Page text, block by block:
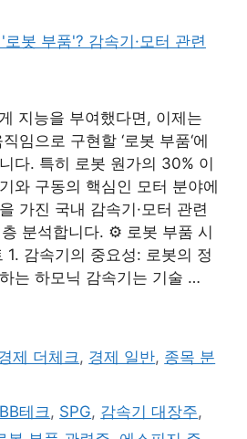
지능을 부여했다면, 이제는
임으로 구현할 ‘로봇 부품‘에
다. 특히 로봇 원가의 30% 이
와 구동의 핵심인 모터 분야에
가진 국내 감속기·모터 관련
분석합니다. ⚙️ 로봇 부품 시
1. 감속기의 중요성: 로봇의 정
는 하모닉 감속기는 기술 …
제 더체크, 경제 일반, 종목 분
테크 , SPG, 감속기 대장주,